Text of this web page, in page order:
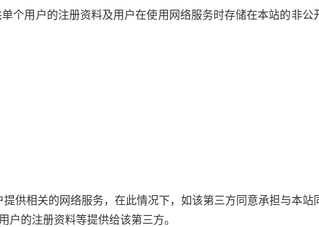
个用户的注册资料及用户在使用网络服务时存储在本站的非公
供相关的网络服务，在此情况下，如该第三方同意承担与本站
的注册资料等提供给该第三方。